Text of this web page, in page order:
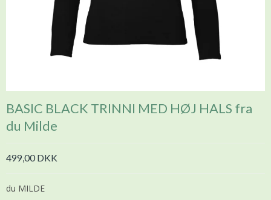
BASIC BLACK TRINNI MED HØJ HALS fra
du Milde
499,00 DKK
du MILDE